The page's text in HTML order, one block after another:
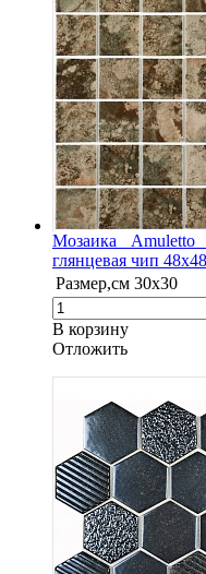
Мозаика
глянцевая чип
Размер,см 30х30
В корзину
Oтложить